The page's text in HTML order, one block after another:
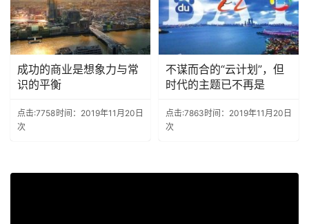
成功的商业是想象力与常
识的平衡
点击:7758
次
时间：2019年11月20日
不谋而合的“云计划”，但
时代的主题已不再是
点击:7863
次
时间：2019年11月20日